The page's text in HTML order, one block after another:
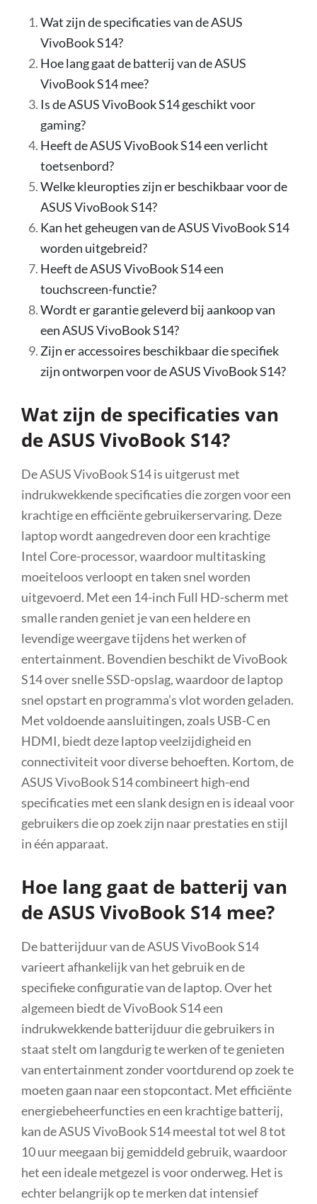
Wat zijn de specificaties van de ASUS
VivoBook S14?
Hoe lang gaat de batterij van de ASUS
VivoBook S14 mee?
Is de ASUS VivoBook S14 geschikt voor
gaming?
Heeft de ASUS VivoBook S14 een verlicht
toetsenbord?
Welke kleuropties zijn er beschikbaar voor de
ASUS VivoBook S14?
Kan het geheugen van de ASUS VivoBook S14
worden uitgebreid?
Heeft de ASUS VivoBook S14 een
touchscreen-functie?
Wordt er garantie geleverd bij aankoop van
een ASUS VivoBook S14?
Zijn er accessoires beschikbaar die specifiek
zijn ontworpen voor de ASUS VivoBook S14?
Wat zijn de specificaties van
de ASUS VivoBook S14?
De ASUS VivoBook S14 is uitgerust met
indrukwekkende specificaties die zorgen voor een
krachtige en efficiënte gebruikerservaring. Deze
laptop wordt aangedreven door een krachtige
Intel Core-processor, waardoor multitasking
moeiteloos verloopt en taken snel worden
uitgevoerd. Met een 14-inch Full HD-scherm met
smalle randen geniet je van een heldere en
levendige weergave tijdens het werken of
entertainment. Bovendien beschikt de VivoBook
S14 over snelle SSD-opslag, waardoor de laptop
snel opstart en programma’s vlot worden geladen.
Met voldoende aansluitingen, zoals USB-C en
HDMI, biedt deze laptop veelzijdigheid en
connectiviteit voor diverse behoeften. Kortom, de
ASUS VivoBook S14 combineert high-end
specificaties met een slank design en is ideaal voor
gebruikers die op zoek zijn naar prestaties en stijl
in één apparaat.
Hoe lang gaat de batterij van
de ASUS VivoBook S14 mee?
De batterijduur van de ASUS VivoBook S14
varieert afhankelijk van het gebruik en de
specifieke configuratie van de laptop. Over het
algemeen biedt de VivoBook S14 een
indrukwekkende batterijduur die gebruikers in
staat stelt om langdurig te werken of te genieten
van entertainment zonder voortdurend op zoek te
moeten gaan naar een stopcontact. Met efficiënte
energiebeheerfuncties en een krachtige batterij,
kan de ASUS VivoBook S14 meestal tot wel 8 tot
10 uur meegaan bij gemiddeld gebruik, waardoor
het een ideale metgezel is voor onderweg. Het is
echter belangrijk op te merken dat intensief